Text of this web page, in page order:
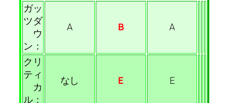
ガッ
ツダ
ウ
ン：
A B A
クリ
ティ
カ
ル：
なし E E